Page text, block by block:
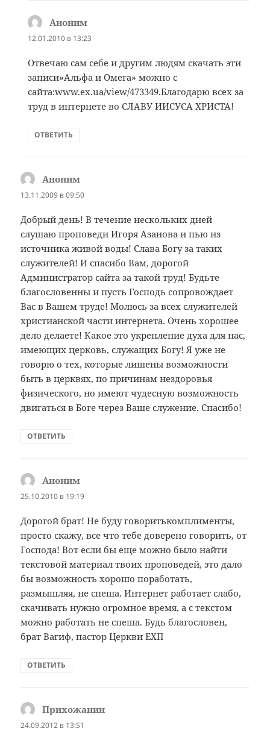
Аноним
12.01.2010 в 13:23
Отвечаю сам себе и другим людям скачать эти
записи»Альфа и Омега» можно с
сайта:www.ex.ua/view/473349.Благодарю всех за
труд в интернете во СЛАВУ ИИСУСА ХРИСТА!
ОТВЕТИТЬ
Аноним
13.11.2009 в 09:50
Добрый день! В течение нескольких дней
слушаю проповеди Игоря Азанова и пью из
источника живой воды! Слава Богу за таких
служителей! И спасибо Вам, дорогой
Администратор сайта за такой труд! Будьте
благословенны и пусть Господь сопровождает
Вас в Вашем труде! Молюсь за всех служителей
христианской части интернета. Очень хорошее
дело делаете! Какое это укрепление духа для нас,
имеющих церковь, служащих Богу! Я уже не
говорю о тех, которые лишены возможности
быть в церквях, по причинам нездоровья
физического, но имеют чудесную возможность
двигаться в Боге через Ваше служение. Спасибо!
ОТВЕТИТЬ
Аноним
25.10.2010 в 19:19
Дорогой брат! Не буду говоритькомплименты,
просто скажу, все что тебе доверено говорить, от
Господа! Вот если бы еще можно было найти
текстовой материал твоих проповедей, это дало
бы возможность хорошо поработать,
размышляя, не спеша. Интернет работает слабо,
скачивать нужно огромное время, а с текстом
можно работать не спеша. Будь благословен,
брат Вагиф, пастор Церкви ЕХП
ОТВЕТИТЬ
Прихожанин
24.09.2012 в 13:51